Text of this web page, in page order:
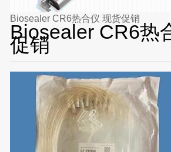
Biosealer CR6热合仪 现货促销
Biosealer CR6热
促销